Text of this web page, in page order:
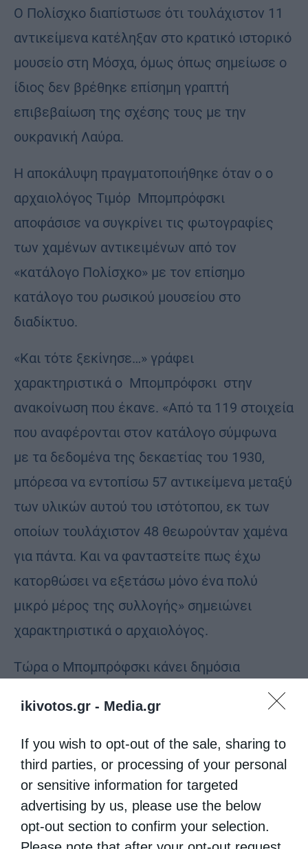
ikivotos.gr - Media.gr
If you wish to opt-out of the sale, sharing to
third parties, or processing of your personal
or sensitive information for targeted
advertising by us, please use the below
opt-out section to confirm your selection.
Ο Πολίσχκο διαπίστωσε ότι τουλάχιστον 11
αντικείμενα κατέληξαν στο κρατικό ιστορικό
μουσείο στη Μόσχα, όμως όπως σημείωσε ο
ίδιος δεν βρέθηκε επίσημη γραπτή
επιβεβαίωση της σχέσης τους με την
ουκρανική Λαύρα.
Η αποκάλυψη πραγματοποιήθηκε όταν ο ο
αρχαιολόγος Τιμόρ Μπομπρόφσκι
αποφάσισε να συγκρίνει τις φωτογραφίες
των χαμένων αντικειμένων από τον
«κατάλογο Πολίσχκο» με τον επίσημο
κατάλογο του ρωσικού μουσείου στο
διαδίκτυο.
«Και τότε ξεκίνησε…» γράφει
χαρακτηριστικά ο Μπομπρόφσκι στην
ανακοίνωση που έκανε. «Από τα 119 στοιχεία
που αναφέρονται στον κατάλογο σύμφωνα
με τα δεδομένα της δεκαετίας του 1930,
μπόρεσα να εντοπίσω 57 αντικείμενα μεταξύ
των υλικών αυτού του ιστότοπου, εκ των
οποίων τουλάχιστον 48 θεωρούνταν χαμένα
για πάντα. Και να φανταστείτε πως έχω
κατορθώσει να εξετάσω μόνο ένα πολύ
μικρό μέρος της συλλογής» σημειώνει
χαρακτηριστικά ο αρχαιολόγος.
Τώρα ο Μπομπρόφσκι κάνει δημόσια
αρχαιολόγους να μπουν κι αυτοί στη
διαδικασία της ταυτοποίησης ώστε να
βρεθούν όλα τα χαμένα αντικείμενα της
ουκρανικής πολιτιστικής κληρονομιάς.
Στις φωτογραφίες που δημοσίευσε ο ίδιος